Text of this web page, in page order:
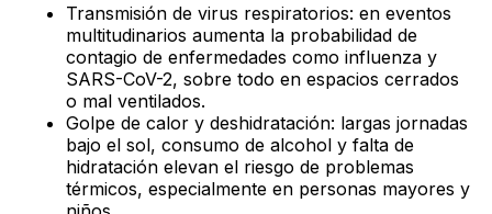
Transmisión de virus respiratorios: en eventos
multitudinarios aumenta la probabilidad de
contagio de enfermedades como influenza y
SARS-CoV-2, sobre todo en espacios cerrados
o mal ventilados.
Golpe de calor y deshidratación: largas jornadas
bajo el sol, consumo de alcohol y falta de
hidratación elevan el riesgo de problemas
térmicos, especialmente en personas mayores y